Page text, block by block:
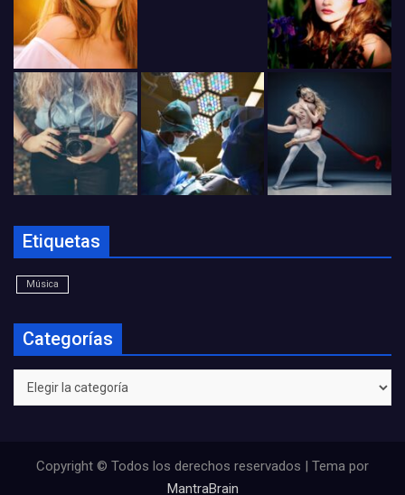
Etiquetas
Música
Categorías
Categorías
Copyright © Todos los derechos reservados | Tema por
MantraBrain